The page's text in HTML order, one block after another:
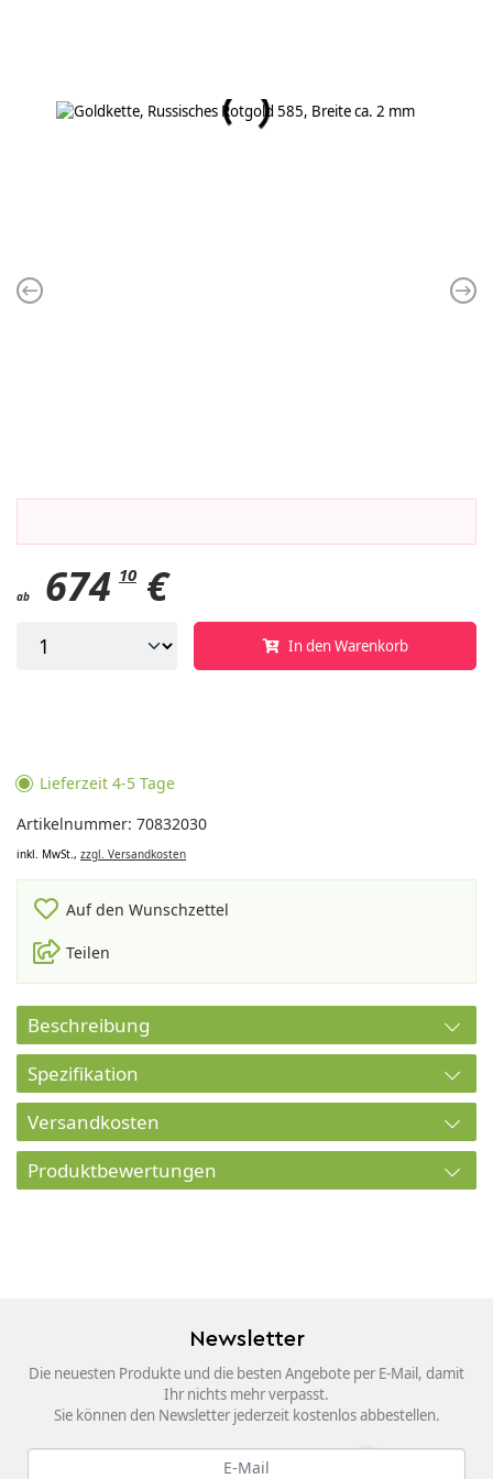
ab 674 10 €
In den Warenkorb
Lieferzeit 4-5 Tage
Artikelnummer: 70832030
inkl. MwSt., zzgl. Versandkosten
Auf den Wunschzettel
Teilen
Beschreibung
Spezifikation
Versandkosten
Produktbewertungen
Newsletter
Die neuesten Produkte und die besten Angebote per E-Mail, damit
Ihr nichts mehr verpasst.
Sie können den Newsletter jederzeit kostenlos abbestellen.